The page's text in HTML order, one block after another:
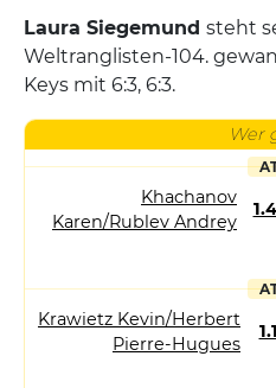
Laura Siegemund steht
Weltranglisten-104.
Keys mit 6:3, 6:3.
Wer
Khachanov
Karen/Rublev Andrey
Krawietz Kevin/Herbert
Pierre-Hugues